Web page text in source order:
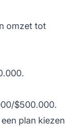
omzet tot
$500.000.
plan kiezen